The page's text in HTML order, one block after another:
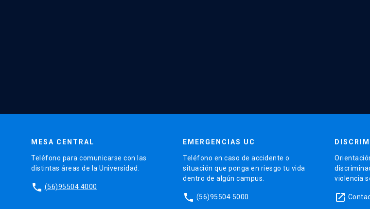
MESA CENTRAL
Teléfono para comunicarse con las
distintas áreas de la Universidad.
phone (56)95504 4000
EMERGENCIAS UC
Teléfono en caso de accidente o
situación que ponga en riesgo tu vida
dentro de algún campus.
phone (56)95504 5000
violencia
launch